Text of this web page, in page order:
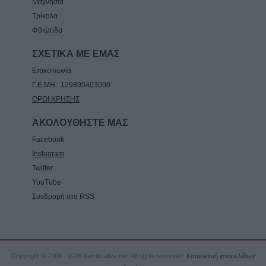
Μουζακίου
8 Αυγούστου 2026, 09:29
Μαγνησία
Τρίκαλα
Φθιώτιδα
ΣΧΕΤΙΚΑ ΜΕ ΕΜΑΣ
Επικοινωνία
Γ.Ε.ΜΗ.: 129895403000
ΟΡΟΙ ΧΡΗΣΗΣ
ΑΚΟΛΟΥΘΗΣΤΕ ΜΑΣ
Facebook
Instagram
Twitter
YouTube
Συνδρομή στο RSS
Copyright © 2009 - 2026 Karditsalive.net. All rights reserved. Κατασκευή ιστοσελίδων